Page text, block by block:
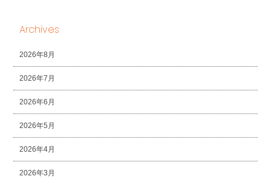
Archives
2026年8月
2026年7月
2026年6月
2026年5月
2026年4月
2026年3月